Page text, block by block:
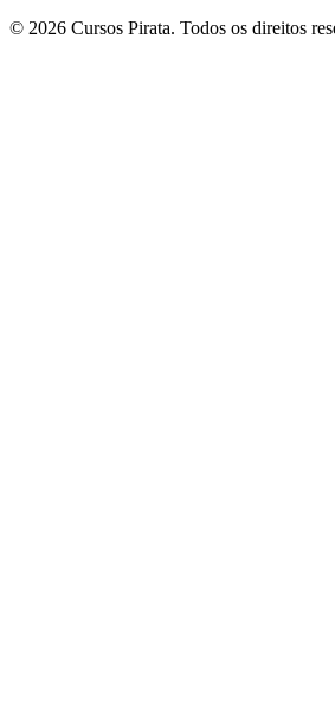
© 2026 Cursos Pirata. Todos os direitos